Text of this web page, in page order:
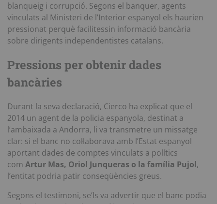
blanqueig i corrupció. Segons el banquer, agents
vinculats al Ministeri de l’Interior espanyol els haurien
pressionat perquè facilitessin informació bancària
sobre dirigents independentistes catalans.
Pressions per obtenir dades
bancàries
Durant la seva declaració, Cierco ha explicat que el
2014 un agent de la policia espanyola, destinat a
l’ambaixada a Andorra, li va transmetre un missatge
clar: si el banc no col·laborava amb l’Estat espanyol
aportant dades de comptes vinculats a polítics
com Artur Mas, Oriol Junqueras o la família Pujol,
l’entitat podria patir conseqüències greus.
Segons el testimoni, se’ls va advertir que el banc podia